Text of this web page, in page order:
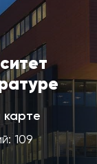
карте
109